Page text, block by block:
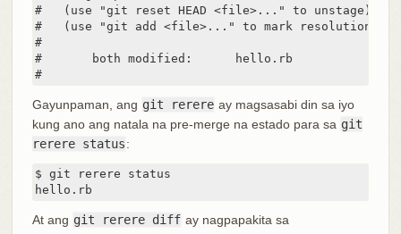
#   (use "git reset HEAD <file>..." to unstage)
#   (use "git add <file>..." to mark resolution)
#
#	both modified:      hello.rb
#
Gayunpaman, ang git rerere ay magsasabi din sa iyo
kung ano ang natala na pre-merge na estado para sa git
rerere status:
$ git rerere status
hello.rb
At ang git rerere diff ay nagpapakita sa